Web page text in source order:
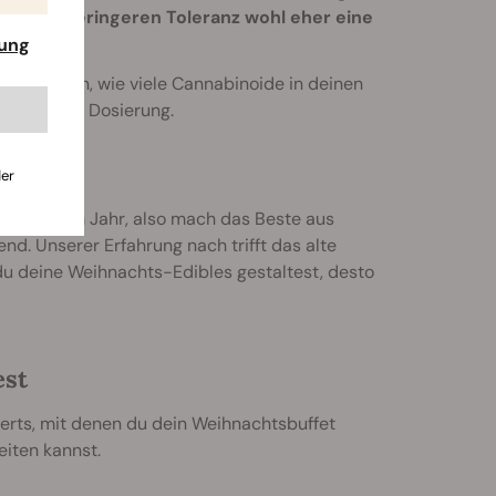
einer geringeren Toleranz wohl eher eine
wie viele Cannabinoide in deinen
deiner Dosierung.
im Jahr, also mach das Beste aus
Unserer Erfahrung nach trifft das alte
deine Weihnachts-Edibles gestaltest, desto
mit denen du dein Weihnachtsbuffet
kannst.